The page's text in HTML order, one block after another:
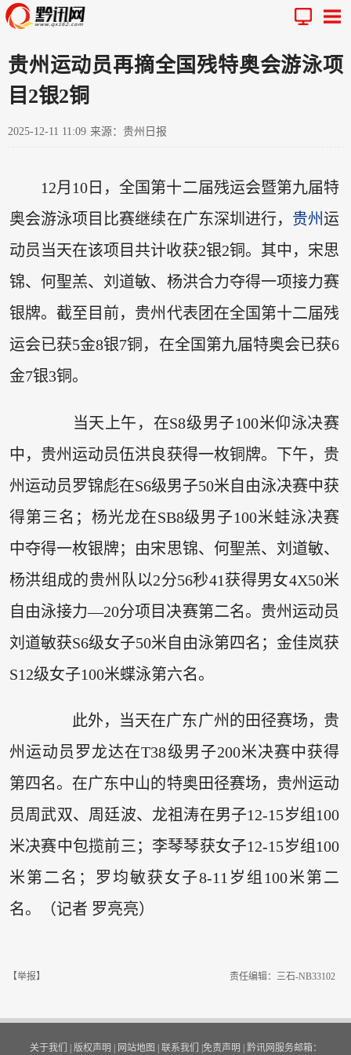
贵州运动员再摘全国残特奥会游泳项
目2银2铜
2025-12-11 11:09 来源：贵州日报
12月10日，全国第十二届残运会暨第九届特
奥会游泳项目比赛继续在广东深圳进行， 贵州运
动员当天在该项目共计收获2银2铜。其中，宋思
锦、何聖羔、刘道敏、杨洪合力夺得一项接力赛
银牌。截至目前，贵州代表团在全国第十二届残
运会已获5金8银7铜，在全国第九届特奥会已获6
金7银3铜。
当天上午，在S8级男子100米仰泳决赛
中，贵州运动员伍洪良获得一枚铜牌。下午，贵
州运动员罗锦彪在S6级男子50米自由泳决赛中获
得第三名；杨光龙在SB8级男子100米蛙泳决赛
中夺得一枚银牌；由宋思锦、何聖羔、刘道敏、
杨洪组成的贵州队以2分56秒41获得男女4X50米
自由泳接力—20分项目决赛第二名。贵州运动员
刘道敏获S6级女子50米自由泳第四名；金佳岚获
S12级女子100米蝶泳第六名。
此外，当天在广东广州的田径赛场，贵
州运动员罗龙达在T38级男子200米决赛中获得
第四名。在广东中山的特奥田径赛场，贵州运动
员周武双、周廷波、龙祖涛在男子12-15岁组100
米决赛中包揽前三；李琴琴获女子12-15岁组100
米第二名；罗均敏获女子8-11岁组100米第二
名。（记者 罗亮亮）
【举报】 责任编辑：三石-NB33102
关于我们 | 版权声明 | 网站地图 | 联系我们 |免责声明 | 黔讯网服务邮箱：